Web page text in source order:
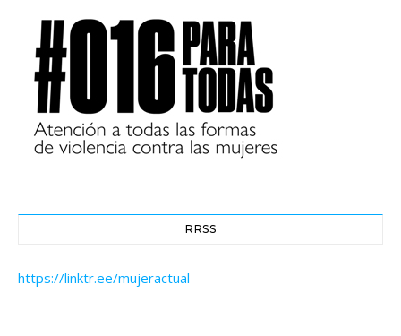
RRSS
https://linktr.ee/mujeractual